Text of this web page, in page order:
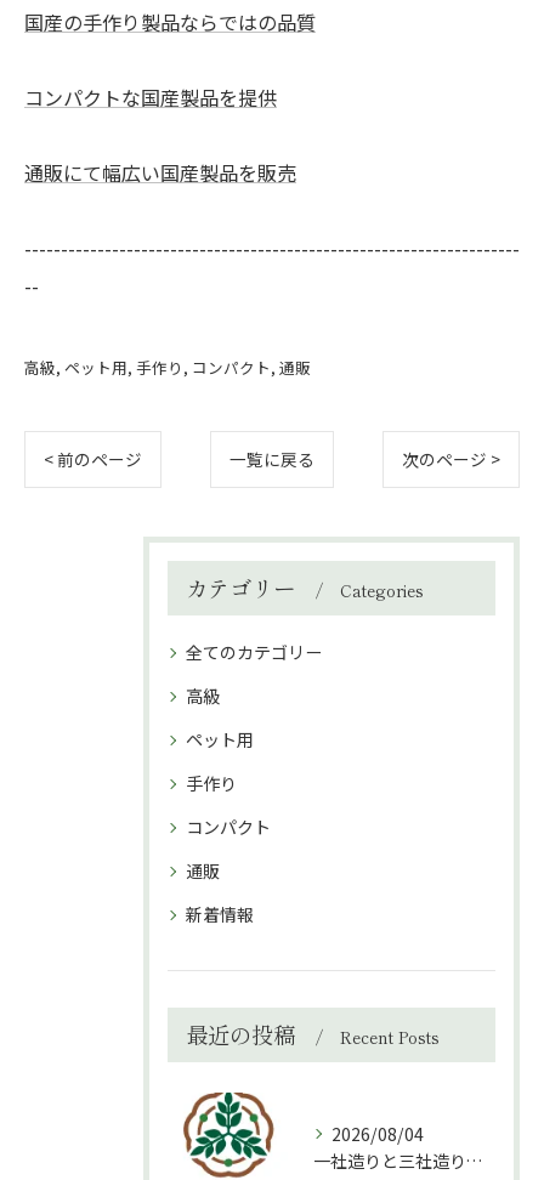
国産の手作り製品ならではの品質
コンパクトな国産製品を提供
通販にて幅広い国産製品を販売
--------------------------------------------------------------------
--
高級 ペット用 手作り コンパクト 通販
< 前のページ 一覧に戻る 次のページ >
カテゴリー Categories
全てのカテゴリー
高級
ペット用
手作り
コンパクト
通販
新着情報
最近の投稿 Recent Posts
2026/08/04
一社造りと三社造り、どちらを選ぶべき？